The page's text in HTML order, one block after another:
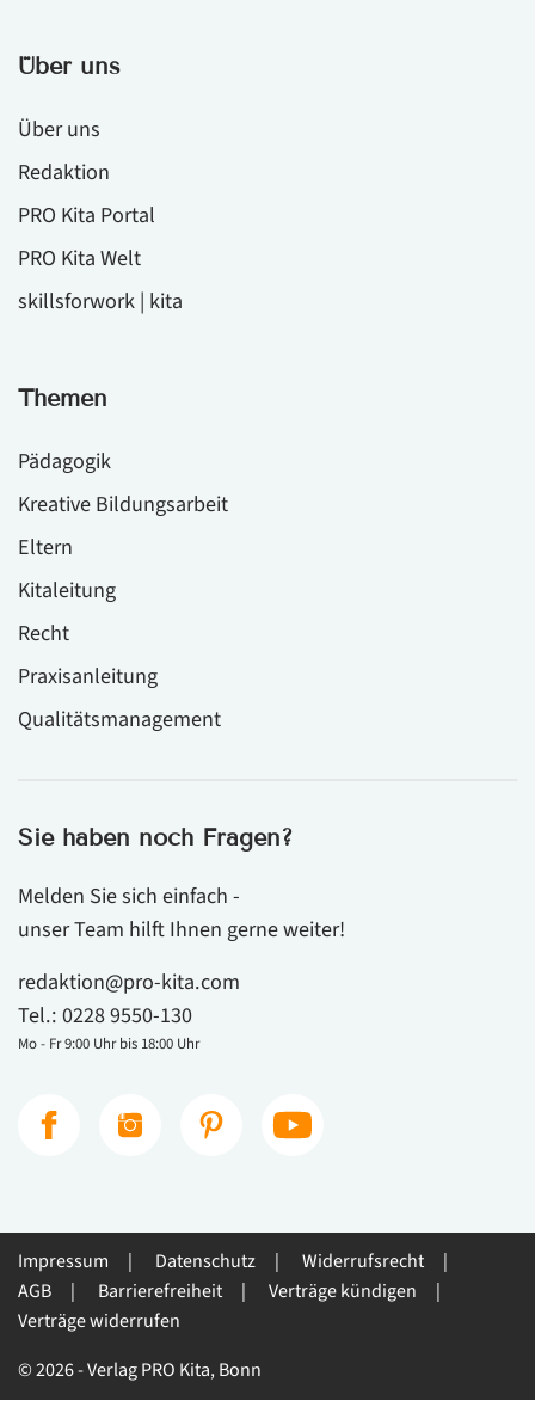
Über uns
Über uns
Redaktion
PRO Kita Portal
PRO Kita Welt
skillsforwork | kita
Themen
Pädagogik
Kreative Bildungsarbeit
Eltern
Kitaleitung
Recht
Praxisanleitung
Qualitätsmanagement
Sie haben noch Fragen?
Melden Sie sich einfach -
unser Team hilft Ihnen gerne weiter!
redaktion@pro-kita.com
Tel.:0228 9550-130
Mo - Fr 9:00 Uhr bis 18:00 Uhr
Impressum Datenschutz
Widerrufsrecht
AGB
Barrierefreiheit
Verträge kündigen
Verträge widerrufen
© 2026 - Verlag PRO Kita, Bonn